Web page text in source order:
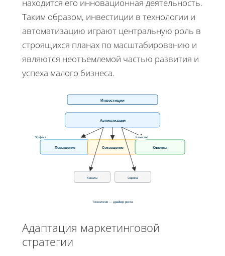
находится его инновационная деятельность.
Таким образом, инвестиции в технологии и
автоматизацию играют центральную роль в
строящихся планах по масштабированию и
являются неотъемлемой частью развития и
успеха малого бизнеса.
Инвестиции
Автоматизация
Повышение Сокращение Клиенты
Каналы Оценка
Эффект Качество
Технологии — драйвер роста
Адаптация маркетинговой
стратегии